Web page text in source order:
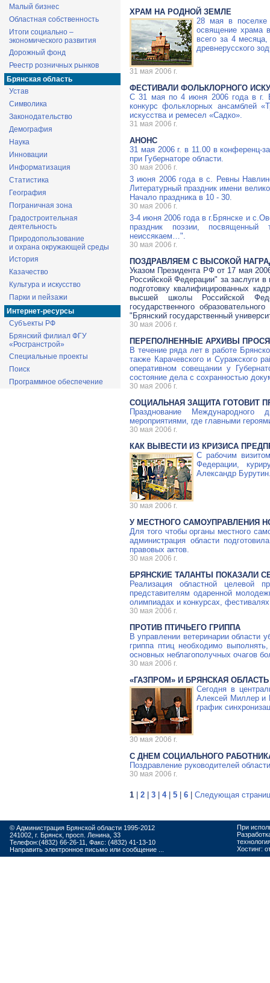
Малый бизнес
Областная собственность
Итоги социально –
экономического развития
Дорожный фонд
Реестр розничных рынков
Брянская область
Устав
Символика
Законодательство
Демография
Наука
Инновации
Информатизация
Статистика
География
Пограничная зона
Градостроительная
деятельность
Природопользование
и охрана окружающей среды
История
Казачество
Культура и искусство
Парки и пейзажи
Интернет-ресурсы
Субъекты РФ
Брянский филиал ФГУ
«Росгранстрой»
Специальные проекты
Поиск
Программное обеспечение
ХРАМ НА РОДНОЙ ЗЕМЛЕ
28 мая в поселке
освящение храма
всего за 4
древнерусского
31 мая 2006 г.
ФЕСТИВАЛИ ФОЛЬКЛОРНОГО
C 31 мая по 4 июня 2006 года в г.
конкурс фольклорных ансамблей
искусства и ремесел «Садко».
31 мая 2006 г.
АНОНС
31 мая 2006 г. в 11.00 в конференц-
при Губернаторе области.
30 мая 2006 г.
3 июня 2006 года в с. Ревны
Литературный праздник имени
Начало праздника в 10 - 30.
30 мая 2006 г.
3-4 июня 2006 года в г.Брянске и
праздник поэзии,
неиссякаем…".
30 мая 2006 г.
ПОЗДРАВЛЯЕМ С ВЫСОКОЙ
Указом Президента РФ от 17 мая
Российской Федерации" за заслуги
подготовку квалифицированных
высшей школы Российской
государственного
"Брянский государственный
30 мая 2006 г.
ПЕРЕПОЛНЕННЫЕ АРХИВЫ
В течение ряда лет в работе
также Карачевского и Суражского
оперативном совещании у
состояние дела с сохранностью
30 мая 2006 г.
СОЦИАЛЬНАЯ ЗАЩИТА ГОТОВИТ
Празднование Международного
мероприятиями, где главными
30 мая 2006 г.
КАК ВЫВЕСТИ ИЗ КРИЗИСА
С рабочим
Федерации,
Александр
30 мая 2006 г.
У МЕСТНОГО САМОУПРАВЛЕНИЯ
Для того чтобы органы местного
администрация области
правовых актов.
30 мая 2006 г.
БРЯНСКИЕ ТАЛАНТЫ ПОКАЗАЛИ
Реализация областной целевой
представителям одаренной
олимпиадах и конкурсах,
30 мая 2006 г.
ПРОТИВ ПТИЧЬЕГО ГРИППА
В управлении ветеринарии области
гриппа птиц необходимо
основных неблагополучных очагов
30 мая 2006 г.
«ГАЗПРОМ» И БРЯНСКАЯ
Сегодня в
Алексей Миллер и
график
30 мая 2006 г.
С ДНЕМ СОЦИАЛЬНОГО
Поздравление руководителей
30 мая 2006 г.
1 2 3 4| 5 6 Следующая
© Администрация Брянской области 1995-2012
241002, г. Брянск, просп. Ленина, 33
Телефон:(4832) 66-26-11, Факс: (4832) 41-13-10
Направить электронное письмо или сообщение ...
При
Хостинг: